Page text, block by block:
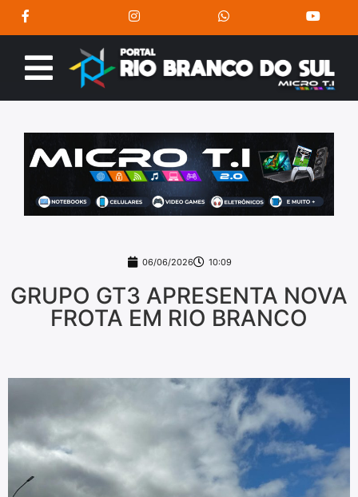
06/06/2026 10:09
GRUPO GT3 APRESENTA NOVA
FROTA EM RIO BRANCO